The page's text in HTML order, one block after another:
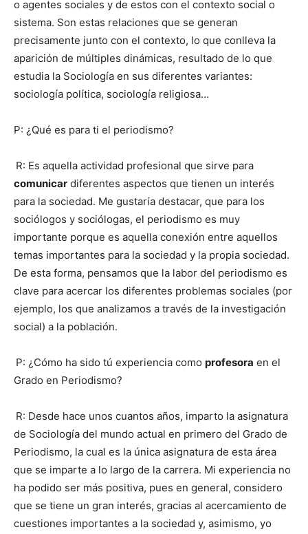
o agentes sociales y de estos con el contexto social o
sistema. Son estas relaciones que se generan
precisamente junto con el contexto, lo que conlleva la
aparición de múltiples dinámicas, resultado de lo que
estudia la Sociología en sus diferentes variantes:
sociología política, sociología religiosa…
P: ¿Qué es para ti el periodismo?
R: Es aquella actividad profesional que sirve para
comunicar diferentes aspectos que tienen un interés
para la sociedad. Me gustaría destacar, que para los
sociólogos y sociólogas, el periodismo es muy
importante porque es aquella conexión entre aquellos
temas importantes para la sociedad y la propia sociedad.
De esta forma, pensamos que la labor del periodismo es
clave para acercar los diferentes problemas sociales (por
ejemplo, los que analizamos a través de la investigación
social) a la población.
P: ¿Cómo ha sido tú experiencia como profesora en el
Grado en Periodismo?
R: Desde hace unos cuantos años, imparto la asignatura
de Sociología del mundo actual en primero del Grado de
Periodismo, la cual es la única asignatura de esta área
que se imparte a lo largo de la carrera. Mi experiencia no
ha podido ser más positiva, pues en general, considero
que se tiene un gran interés, gracias al acercamiento de
cuestiones importantes a la sociedad y, asimismo, yo